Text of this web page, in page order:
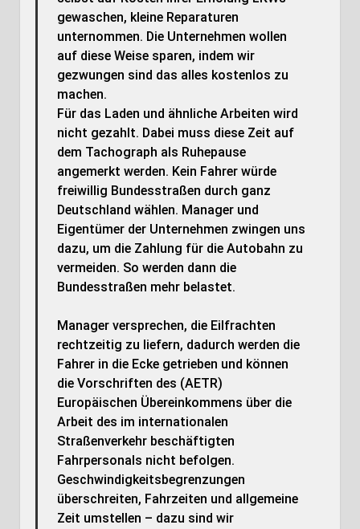
gewaschen, kleine Reparaturen
unternommen. Die Unternehmen wollen
auf diese Weise sparen, indem wir
gezwungen sind das alles kostenlos zu
machen.
Für das Laden und ähnliche Arbeiten wird
nicht gezahlt. Dabei muss diese Zeit auf
dem Tachograph als Ruhepause
angemerkt werden. Kein Fahrer würde
freiwillig Bundesstraßen durch ganz
Deutschland wählen. Manager und
Eigentümer der Unternehmen zwingen uns
dazu, um die Zahlung für die Autobahn zu
vermeiden. So werden dann die
Bundesstraßen mehr belastet.
Manager versprechen, die Eilfrachten
rechtzeitig zu liefern, dadurch werden die
Fahrer in die Ecke getrieben und können
die Vorschriften des (AETR)
Europäischen Übereinkommens über die
Arbeit des im internationalen
Straßenverkehr beschäftigten
Fahrpersonals nicht befolgen.
Geschwindigkeitsbegrenzungen
überschreiten, Fahrzeiten und allgemeine
Zeit umstellen – dazu sind wir